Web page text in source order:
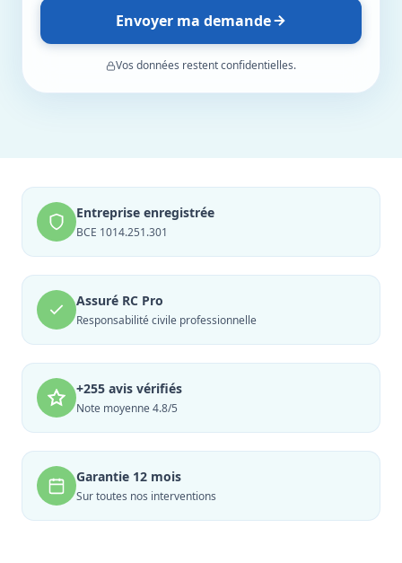
Envoyer ma demande
Vos données restent confidentielles.
Entreprise enregistrée
BCE 1014.251.301
Assuré RC Pro
Responsabilité civile professionnelle
+255 avis vérifiés
Note moyenne 4.8/5
Garantie 12 mois
Sur toutes nos interventions